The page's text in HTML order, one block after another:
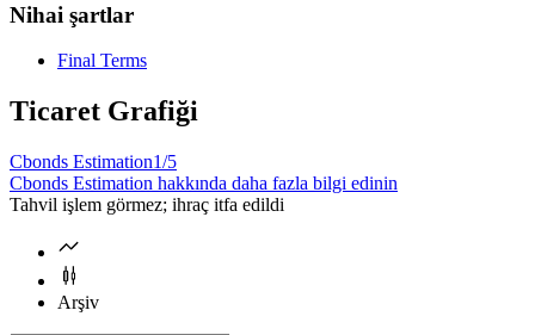
Nihai şartlar
Final Terms
Ticaret Grafiği
Cbonds Estimation1/5
Cbonds Estimation hakkında daha fazla bilgi edinin
Tahvil işlem görmez; ihraç itfa edildi
Arşiv